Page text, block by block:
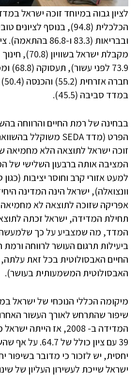
לציון גבוה במיוחד זוכה ישראל
הכלכלית (94.8), בנוסף
ובבריאות (83.3 ו-86.8
במדד סביבה (45.5).
בבחינה של רמת החיים והרווחה
המציבה אותה ברבעון השלישי של
למעט אזורי קרב וחוסר יציבות (כגון
וונצואלה), ישראל הינה המדינה
המדד, מה שמצביע על כך שלמעשה
ביעילות תרגום העושר לרווחה
החיים האבסולוטית בכל זאת
האבסולוטית המשמעותית בעושר).
שיפור שהתרחש לאורך העשור
המדידה ב- 2008, אז
39 עם ציון כולל של
יחסית, יש לזכור כי מדובר בשיפור
ישראל שייכת לעשירון העליון של